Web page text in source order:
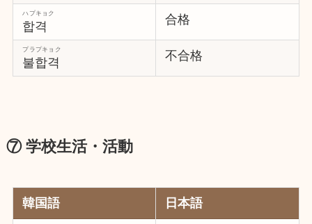
합격
ハプキョク 合格
불합격
プラプキョク 不合格
⑦ 学校生活・活動
韓国語 日本語